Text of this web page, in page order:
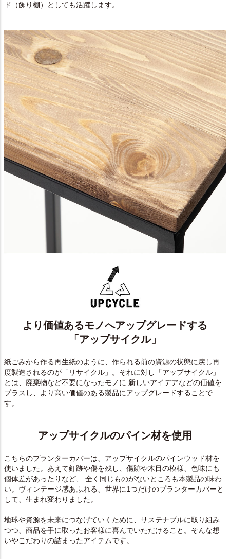
ド（飾り棚）としても活躍します。
より価値あるモノへアップグレードする
「アップサイクル」
紙ごみから作る再生紙のように、作られる前の資源の状態に戻し再
度製造されるのが「リサイクル」。それに対し「アップサイクル」
とは、廃棄物など不要になったモノに 新しいアイデアなどの価値を
プラスし、より高い価値のある製品にアップグレードすることで
す。
アップサイクルのパイン材を使用
こちらのプランターカバーは、アップサイクルのパインウッド材を
使いました。あえて釘跡や傷を残し、傷跡や木目の模様、色味にも
個体差があったりなど、 全く同じものがないところも本製品の味わ
い。ヴィンテージ感あふれる、世界に1つだけのプランターカバーと
して、生まれ変わりました。
地球や資源を未来につなげていくために、サステナブルに取り組み
つつ、商品を手に取ったお客様に喜んでいただけること。そんな想
いやこだわりの詰まったアイテムです。